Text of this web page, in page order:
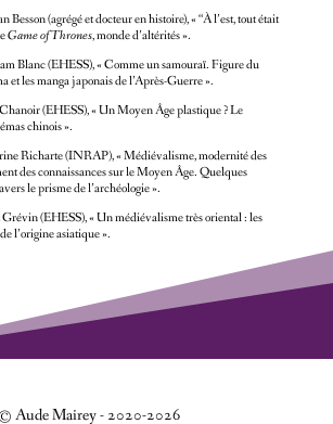
Besson (agrégé et docteur en histoire), « “À l’est, tout était
Game of Thrones, monde d’altérités ».
Blanc (EHESS), « Comme un samouraï. Figure du
et les manga japonais de l’Après-Guerre ».
(EHESS), « Un Moyen Âge plastique ? Le
chinois ».
Richarte (INRAP), « Médiévalisme, modernité des
des connaissances sur le Moyen Âge. Quelques
le prisme de l’archéologie ».
(EHESS), « Un médiévalisme très oriental : les
l’origine asiatique ».
Aude Mairey - 2020-2026